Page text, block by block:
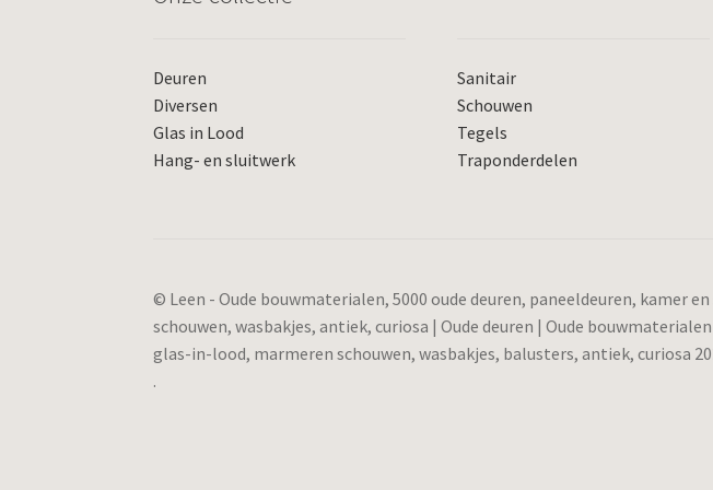
Deuren
Diversen
Glas in Lood
Hang- en sluitwerk
Sanitair
Schouwen
Tegels
Traponderdelen
© Leen - Oude bouwmaterialen, 5000 oude deuren, paneeldeuren, kamer
schouwen, wasbakjes, antiek, curiosa | Oude deuren | Oude
glas-in-lood, marmeren schouwen, wasbakjes, balusters, antiek, curiosa
.